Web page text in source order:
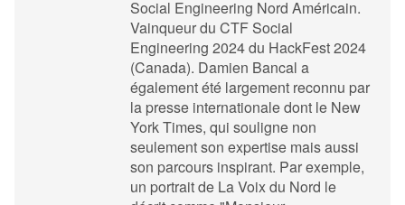
Social Engineering Nord Américain.
Vainqueur du CTF Social
Engineering 2024 du HackFest 2024
(Canada). Damien Bancal a
également été largement reconnu par
la presse internationale dont le New
York Times, qui souligne non
seulement son expertise mais aussi
son parcours inspirant. Par exemple,
un portrait de La Voix du Nord le